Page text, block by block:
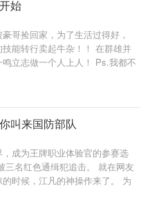
国灭种。 天地崩坏，城池倒
生？ “不好意思，你们只是生
蚁，地面到处都是，不小心路
了而已。” 自家院子里的沙盘种
族与各个世界。 书友群：
始
哥捡回家，为了生活过得好，
能转行卖起牛杂！！ 在群雄并
立志做一个人上人！ Ps.我都不
叫来国防部队
成为王牌职业体验官的参赛选
三名红色通缉犯追击。 就在网友
时候，江凡的神操作来了。 为